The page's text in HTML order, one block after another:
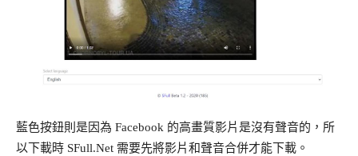
藍色按鈕則是因為 Facebook 的高畫質影片是沒有聲音的，所
以下載時 SFull.Net 需要先將影片和聲音合併才能下載。